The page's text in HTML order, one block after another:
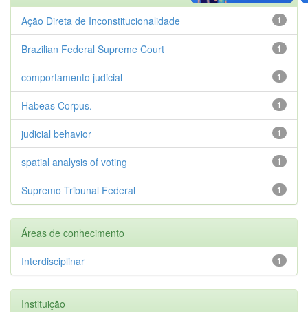
1
Ação Direta de Inconstitucionalidade
1
Brazilian Federal Supreme Court
1
comportamento judicial
1
Habeas Corpus.
1
judicial behavior
1
spatial analysis of voting
1
Supremo Tribunal Federal
Áreas de conhecimento
1
Interdisciplinar
Instituição